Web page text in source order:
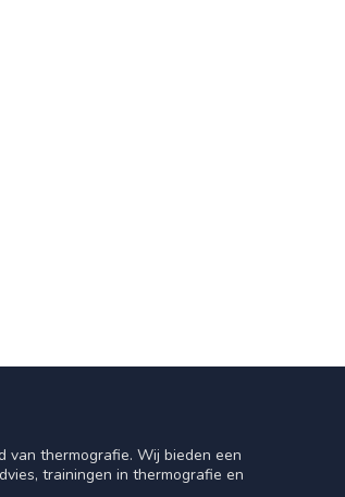
van thermografie. Wij bieden een
trainingen in thermografie en